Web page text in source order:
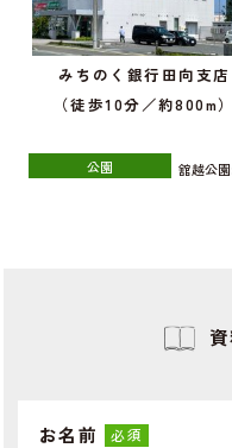
みちのく銀行田向支店
（徒歩10分／約800m）
公園 舘越公園:
お名前 必須